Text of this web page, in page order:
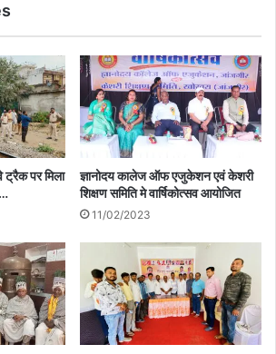
पर मिला
ज्ञानोदय कालेज ऑफ एजुकेशन एवं केशरी
शिक्षण समिति मे वार्षिकोत्सव आयोजित
11/02/2023